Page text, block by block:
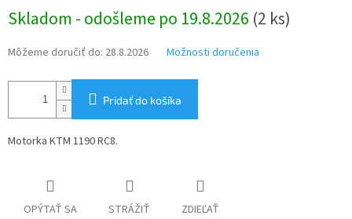
cena:
Skladom - odošleme po 19.8.2026 (2 ks)
Môžeme doručiť do: 28.8.2026 Možnosti doručenia
Pridať do košíka
Motorka KTM 1190 RC8.
OPÝTAŤ SA STRÁŽIŤ ZDIEĽAŤ